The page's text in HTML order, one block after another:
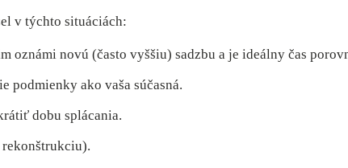
v týchto situáciách:
oznámi novú (často vyššiu) sadzbu a je ideálny čas
podmienky ako vaša súčasná.
dobu splácania.
rekonštrukciu).